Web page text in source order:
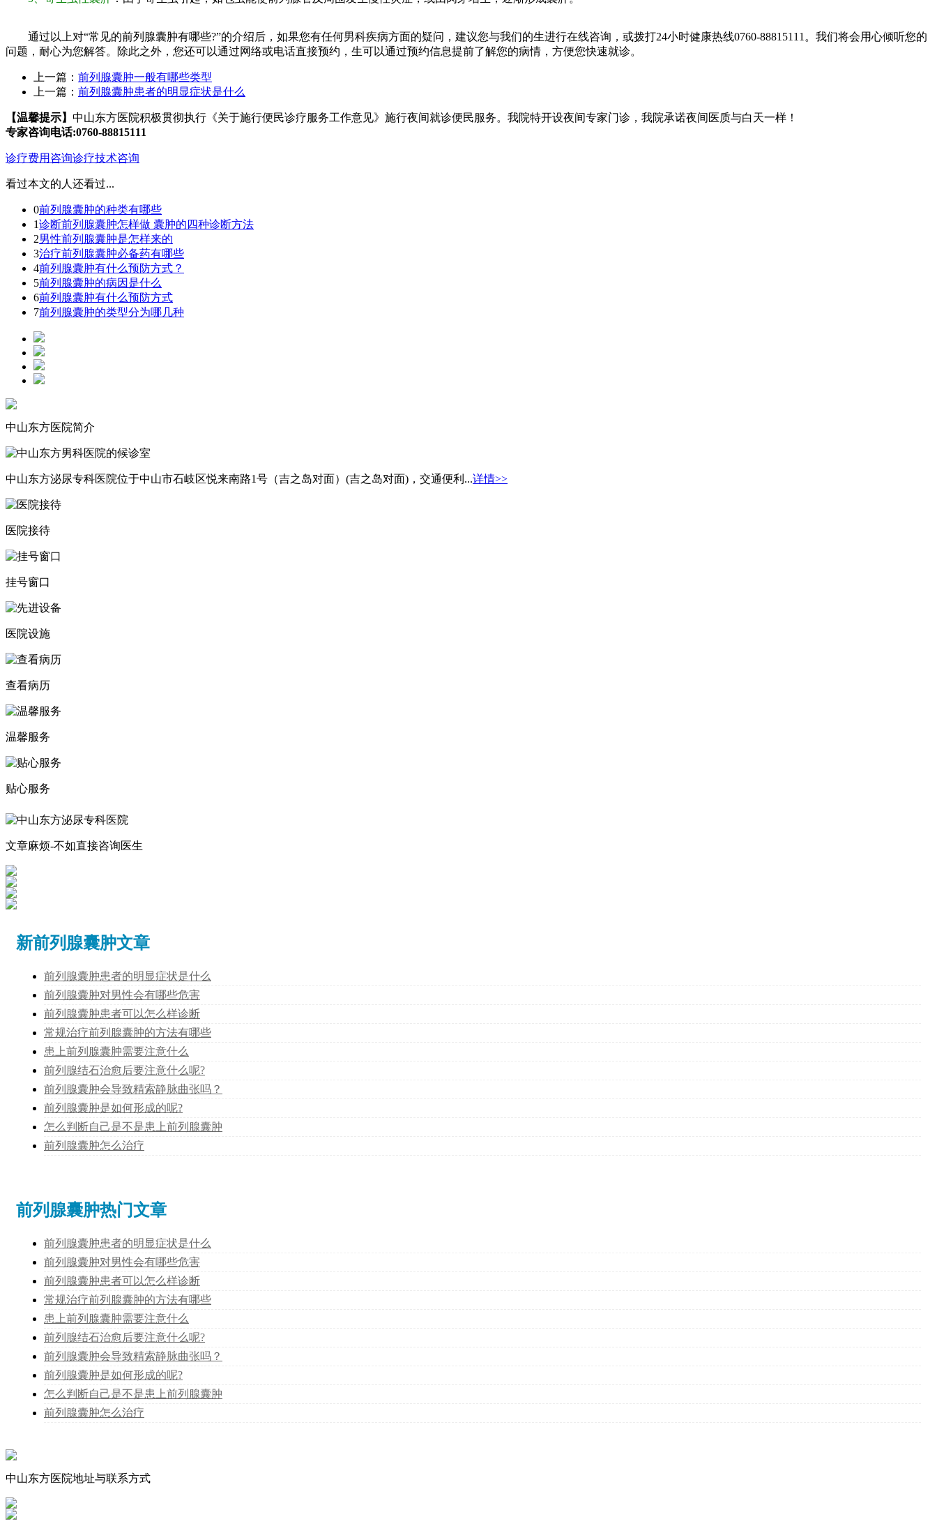
通过以上对“常见的前列腺囊肿有哪些?”的介绍后，如果您有任何男科疾病方面的疑问，建议您与我们的生进行在线咨询，或拨打24小时健康热线0760-88815111。我们将会用心倾听您的
问题，耐心为您解答。除此之外，您还可以通过网络或电话直接预约，生可以通过预约信息提前了解您的病情，方便您快速就诊。
上一篇： 前列腺囊肿一般有哪些类型
上一篇： 前列腺囊肿患者的明显症状是什么
【温馨提示】 中山东方医院积极贯彻执行 《关于施行便民诊疗服务工作意见》 施行夜间就诊便民服务。我院特开设夜间专家门诊 ，我院承诺夜间医质与白天一样！
专家咨询电话:0760-88815111
诊疗费用咨询诊疗技术咨询
看过本文的人还看过...
0前列腺囊肿的种类有哪些
1诊断前列腺囊肿怎样做 囊肿的四种诊断方法
2男性前列腺囊肿是怎样来的
3治疗前列腺囊肿必备药有哪些
4前列腺囊肿有什么预防方式？
5前列腺囊肿的病因是什么
6前列腺囊肿有什么预防方式
7前列腺囊肿的类型分为哪几种
中山东方医院简介
中山东方泌尿专科医院位于中山市石岐区悦来南路1号（吉之岛对面）(吉之岛对面)，交通便利...详情>>
医院接待
挂号窗口
医院设施
查看病历
温馨服务
贴心服务
文章麻烦-不如直接咨询医生
新前列腺囊肿文章
前列腺囊肿患者的明显症状是什么
前列腺囊肿对男性会有哪些危害
前列腺囊肿患者可以怎么样诊断
常规治疗前列腺囊肿的方法有哪些
患上前列腺囊肿需要注意什么
前列腺结石治愈后要注意什么呢?
前列腺囊肿会导致精索静脉曲张吗？
前列腺囊肿是如何形成的呢?
怎么判断自己是不是患上前列腺囊肿
前列腺囊肿怎么治疗
前列腺囊肿热门文章
前列腺囊肿患者的明显症状是什么
前列腺囊肿对男性会有哪些危害
前列腺囊肿患者可以怎么样诊断
常规治疗前列腺囊肿的方法有哪些
患上前列腺囊肿需要注意什么
前列腺结石治愈后要注意什么呢?
前列腺囊肿会导致精索静脉曲张吗？
前列腺囊肿是如何形成的呢?
怎么判断自己是不是患上前列腺囊肿
前列腺囊肿怎么治疗
中山东方医院地址与联系方式